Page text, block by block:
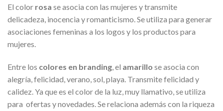
El color rosa se asocia con las mujeres y transmite
delicadeza, inocencia y romanticismo. Se utiliza para generar
asociaciones femeninas a los logos y los productos para
mujeres.
Entre los colores en branding, el amarillo se asocia con
alegría, felicidad, verano, sol, playa. Transmite felicidad y
calidez. Ya que es el color de la luz, muy llamativo, se utiliza
para ofertas y novedades. Se relaciona además con la riqueza